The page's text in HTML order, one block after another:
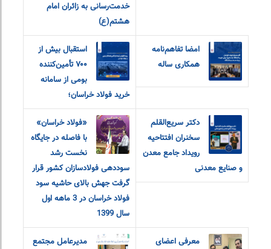
خدمت‌رسانی به زائران امام
هشتم(ع)
امضا تفاهم‌نامه
همکاری ساله
استقبال بیش از
۷۰۰ تأمین‌کننده
بومی از سامانه
خرید فولاد خراسان؛
دکتر سریع‌القلم
سخنران افتتاحیه
رویداد جامع معدن
و صنایع معدنی
«فولاد خراسان»
با فاصله در جایگاه
نخست رشد
سوددهی فولادسازان کشور قرار
گرفت جهش بالای حاشیه سود
فولاد خراسان در 3 ماهه اول
سال 1399
معرفی اعضای
مدیرعامل مجتمع